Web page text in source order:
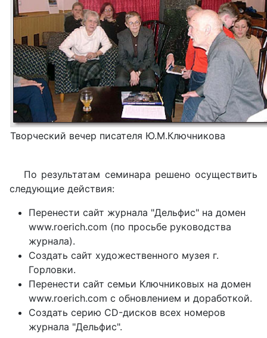
Творческий вечер писателя Ю.М.Ключникова
По результатам семинара решено осуществить
следующие действия:
Перенести сайт журнала "Дельфис" на домен
www.roerich.com (по просьбе руководства
журнала).
Создать сайт художественного музея г.
Горловки.
Перенести сайт семьи Ключниковых на домен
www.roerich.com с обновлением и доработкой.
Создать серию CD-дисков всех номеров
журнала "Дельфис".